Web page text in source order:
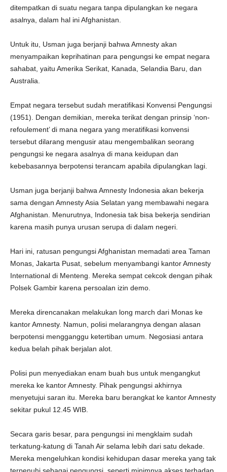
ditempatkan di suatu negara tanpa dipulangkan ke negara
asalnya, dalam hal ini Afghanistan.
Untuk itu, Usman juga berjanji bahwa Amnesty akan
menyampaikan keprihatinan para pengungsi ke empat negara
sahabat, yaitu Amerika Serikat, Kanada, Selandia Baru, dan
Australia.
Empat negara tersebut sudah meratifikasi Konvensi Pengungsi
(1951). Dengan demikian, mereka terikat dengan prinsip ‘non-
refoulement’ di mana negara yang meratifikasi konvensi
tersebut dilarang mengusir atau mengembalikan seorang
pengungsi ke negara asalnya di mana keidupan dan
kebebasannya berpotensi terancam apabila dipulangkan lagi.
Usman juga berjanji bahwa Amnesty Indonesia akan bekerja
sama dengan Amnesty Asia Selatan yang membawahi negara
Afghanistan. Menurutnya, Indonesia tak bisa bekerja sendirian
karena masih punya urusan serupa di dalam negeri.
Hari ini, ratusan pengungsi Afghanistan memadati area Taman
Monas, Jakarta Pusat, sebelum menyambangi kantor Amnesty
International di Menteng. Mereka sempat cekcok dengan pihak
Polsek Gambir karena persoalan izin demo.
Mereka direncanakan melakukan long march dari Monas ke
kantor Amnesty. Namun, polisi melarangnya dengan alasan
berpotensi mengganggu ketertiban umum. Negosiasi antara
kedua belah pihak berjalan alot.
Polisi pun menyediakan enam buah bus untuk mengangkut
mereka ke kantor Amnesty. Pihak pengungsi akhirnya
menyetujui saran itu. Mereka baru berangkat ke kantor Amnesty
sekitar pukul 12.45 WIB.
Secara garis besar, para pengungsi ini mengklaim sudah
terkatung-katung di Tanah Air selama lebih dari satu dekade.
Mereka mengeluhkan kondisi kehidupan dasar mereka yang tak